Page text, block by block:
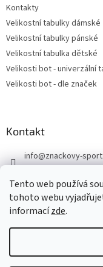
Tento web používá
tohoto webu
informacízde.
Kontakty
Velikostní tabulky dámské
Velikostní tabulky pánské
Velikostní tabulka dětské
Velikosti bot - univerzální
Velikosti bot - dle značek
Kontakt
info@znackovy-